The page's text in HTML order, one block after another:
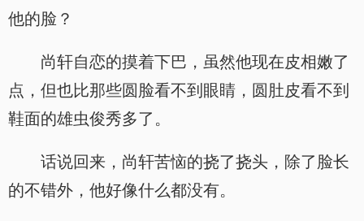
他的脸？
尚轩自恋的摸着下巴，虽然他现在皮相嫩了
点，但也比那些圆脸看不到眼睛，圆肚皮看不到
鞋面的雄虫俊秀多了。
话说回来，尚轩苦恼的挠了挠头，除了脸长
的不错外，他好像什么都没有。